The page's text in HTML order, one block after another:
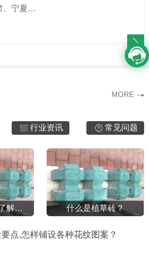
、宁夏…
MORE
行业资讯 常见问题
那么**小编带你了解一下植草砖的八大优势 什么是植草砖？
点,怎样铺设各种花纹图案？